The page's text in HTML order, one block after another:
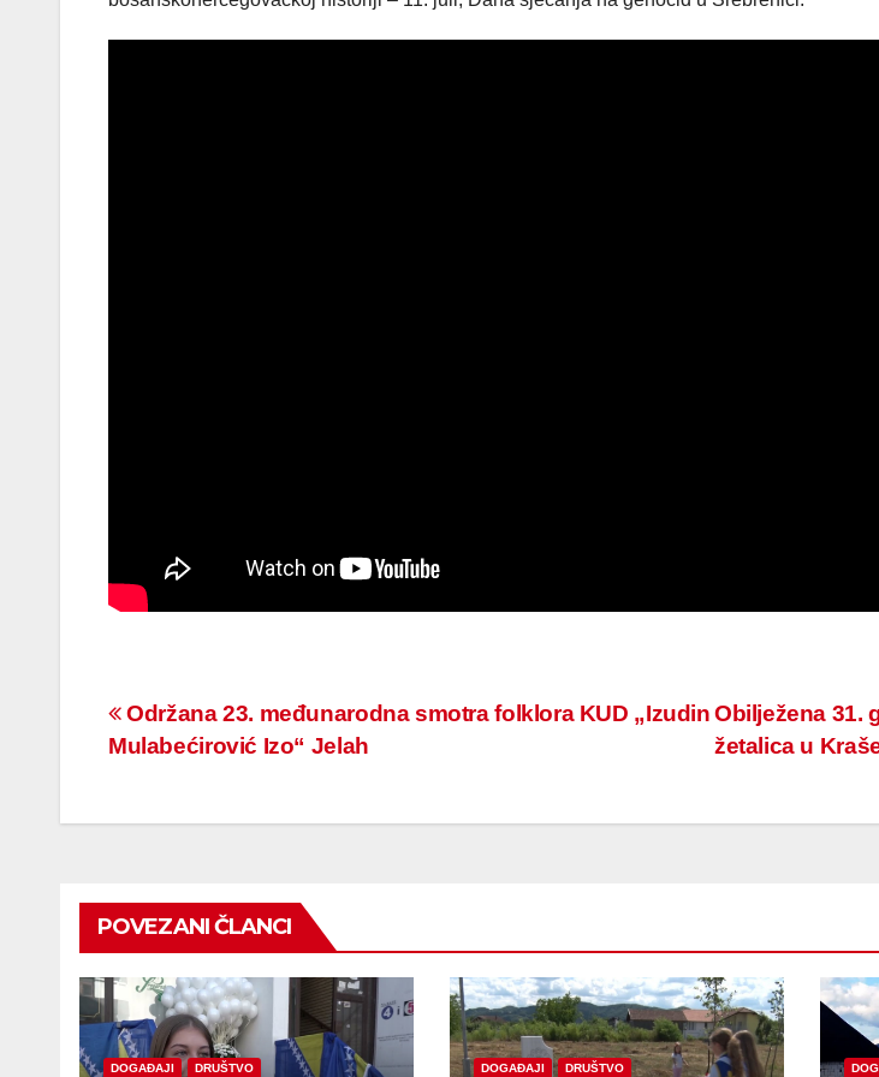
Navigacija
Obilježena 31.
žetalica u
Održana 23. međunarodna smotra folklora KUD „Izudin
Mulabećirović Izo“ Jelah
POVEZANI ČLANCI
DOGAĐAJI DRUŠTVO DOGAĐAJI DRUŠTVO